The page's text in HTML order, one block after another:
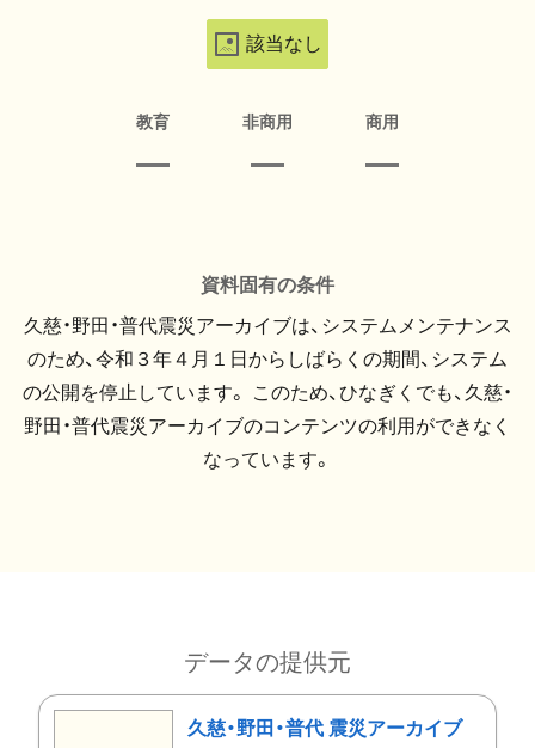
該当なし
教育 非商用 商用
資料固有の条件
久慈・野田・普代震災アーカイブは、システムメンテナンス
のため、令和３年４月１日からしばらくの期間、システム
の公開を停止しています。 このため、ひなぎくでも、久慈・
野田・普代震災アーカイブのコンテンツの利用ができなく
なっています。
データの提供元
久慈・野田・普代 震災アーカイブ